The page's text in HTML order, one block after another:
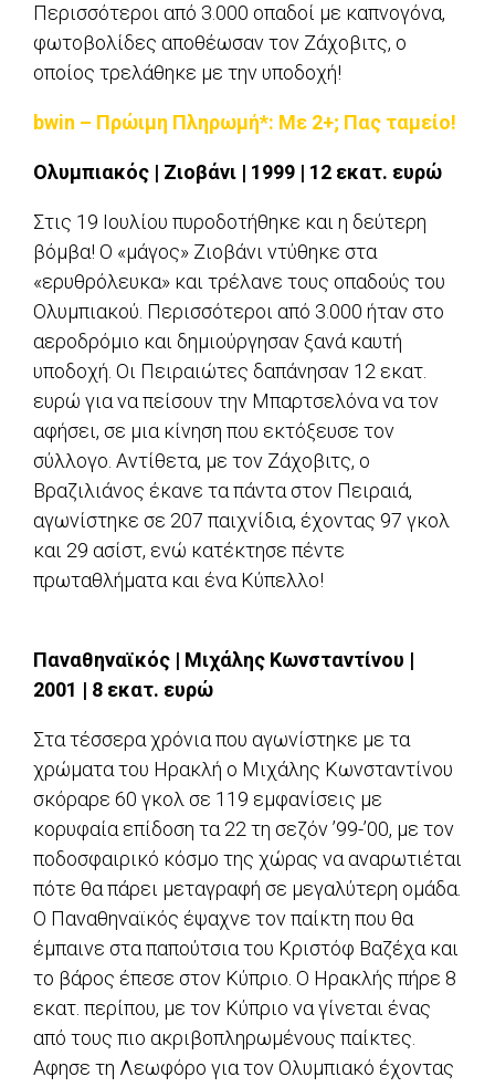
Περισσότεροι από 3.000 οπαδοί με καπνογόνα,
φωτοβολίδες αποθέωσαν τον Ζάχοβιτς, ο
οποίος τρελάθηκε με την υποδοχή!
bwin – Πρώιμη Πληρωμή*: Με 2+; Πας ταμείο!
Ολυμπιακός | Ζιοβάνι | 1999 | 12 εκατ. ευρώ
Στις 19 Ιουλίου πυροδοτήθηκε και η δεύτερη
βόμβα! Ο «μάγος» Ζιοβάνι ντύθηκε στα
«ερυθρόλευκα» και τρέλανε τους οπαδούς του
Ολυμπιακού. Περισσότεροι από 3.000 ήταν στο
αεροδρόμιο και δημιούργησαν ξανά καυτή
υποδοχή. Οι Πειραιώτες δαπάνησαν 12 εκατ.
ευρώ για να πείσουν την Μπαρτσελόνα να τον
αφήσει, σε μια κίνηση που εκτόξευσε τον
σύλλογο. Αντίθετα, με τον Ζάχοβιτς, ο
Βραζιλιάνος έκανε τα πάντα στον Πειραιά,
αγωνίστηκε σε 207 παιχνίδια, έχοντας 97 γκολ
και 29 ασίστ, ενώ κατέκτησε πέντε
πρωταθλήματα και ένα Κύπελλο!
Παναθηναϊκός | Μιχάλης Κωνσταντίνου |
2001 | 8 εκατ. ευρώ
Στα τέσσερα χρόνια που αγωνίστηκε με τα
χρώματα του Hρακλή ο Μιχάλης Κωνσταντίνου
σκόραρε 60 γκολ σε 119 εμφανίσεις με
κορυφαία επίδοση τα 22 τη σεζόν ’99-’00, με τον
ποδοσφαιρικό κόσμο της χώρας να αναρωτιέται
πότε θα πάρει μεταγραφή σε μεγαλύτερη ομάδα.
Ο Παναθηναϊκός έψαχνε τον παίκτη που θα
έμπαινε στα παπούτσια του Κριστόφ Βαζέχα και
το βάρος έπεσε στον Κύπριο. Ο Ηρακλής πήρε 8
εκατ. περίπου, με τον Κύπριο να γίνεται ένας
από τους πιο ακριβοπληρωμένους παίκτες.
Αφησε τη Λεωφόρο για τον Ολυμπιακό έχοντας